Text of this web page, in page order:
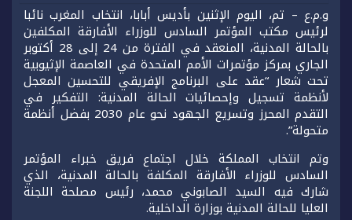
و.م.ع – تم، اليوم الإثنين بأديس أبابا، انتخاب المغرب نائبا
لرئيس مكتب المؤتمر السادس للوزراء الأفارقة المكلفين
بالحالة المدنية، المنعقد في الفترة من 24 إلى 28 أكتوبر
الجاري بمركز مؤتمرات الأمم المتحدة في العاصمة الإثيوبية
تحت شعار “عقد على البرنامج الإفريقي للتحسين المعجل
لأنظمة تسجيل وإحصائيات الحالة المدنية: التفكير في
التقدم المحرز وتسريع الجهود نحو عام 2030 بفضل أنظمة
متحولة”.
وتم انتخاب المملكة خلال اجتماع فريق خبراء المؤتمر
السادس للوزراء الأفارقة المكلفة بالحالة المدنية، الذي
شارك فيه السيد الصابوني محمد، رئيس مصلحة اللجنة
العليا للحالة المدنية بوزارة الداخلية.